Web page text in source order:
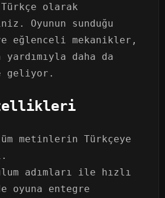
olarak
Oyunun sunduğu
eğlenceli mekanikler,
yardımıyla daha da
geliyor.
metinlerin Türkçeye
adımları ile hızlı
oyuna entegre